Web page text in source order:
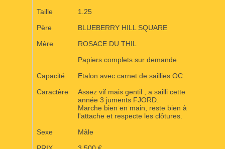
Taille
1.25
Père
BLUEBERRY HILL SQUARE
Mère
ROSACE DU THIL
Papiers complets sur demande
Capacité
Etalon avec carnet de saillies OC
Caractère
Assez vif mais gentil , a sailli cette
année 3 juments FJORD.
Marche bien en main, reste bien à
l'attache et respecte les clôtures.
Sexe
Mâle